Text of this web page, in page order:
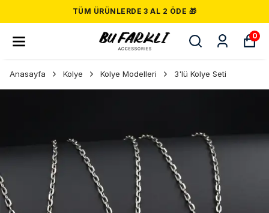
TÜM ÜRÜNLERDE 3 AL 2 ÖDE 🎁
0
Anasayfa Kolye Kolye Modelleri 3'lü Kolye Seti